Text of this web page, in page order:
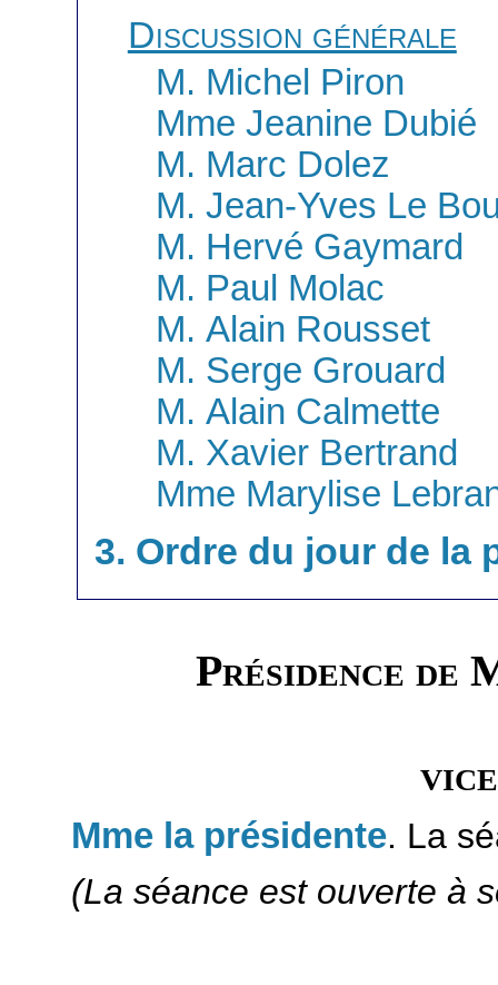
Discussion générale
M. Michel Piron
Mme Jeanine Dubié
M. Marc Dolez
M. Jean-Yves Le
M. Hervé Gaymard
M. Paul Molac
M. Alain Rousset
M. Serge Grouard
M. Alain Calmette
M. Xavier Bertrand
Mme Marylise
3. Ordre du jour de la
Présidence de
Mme la présidente. La
(La séance est ouverte à